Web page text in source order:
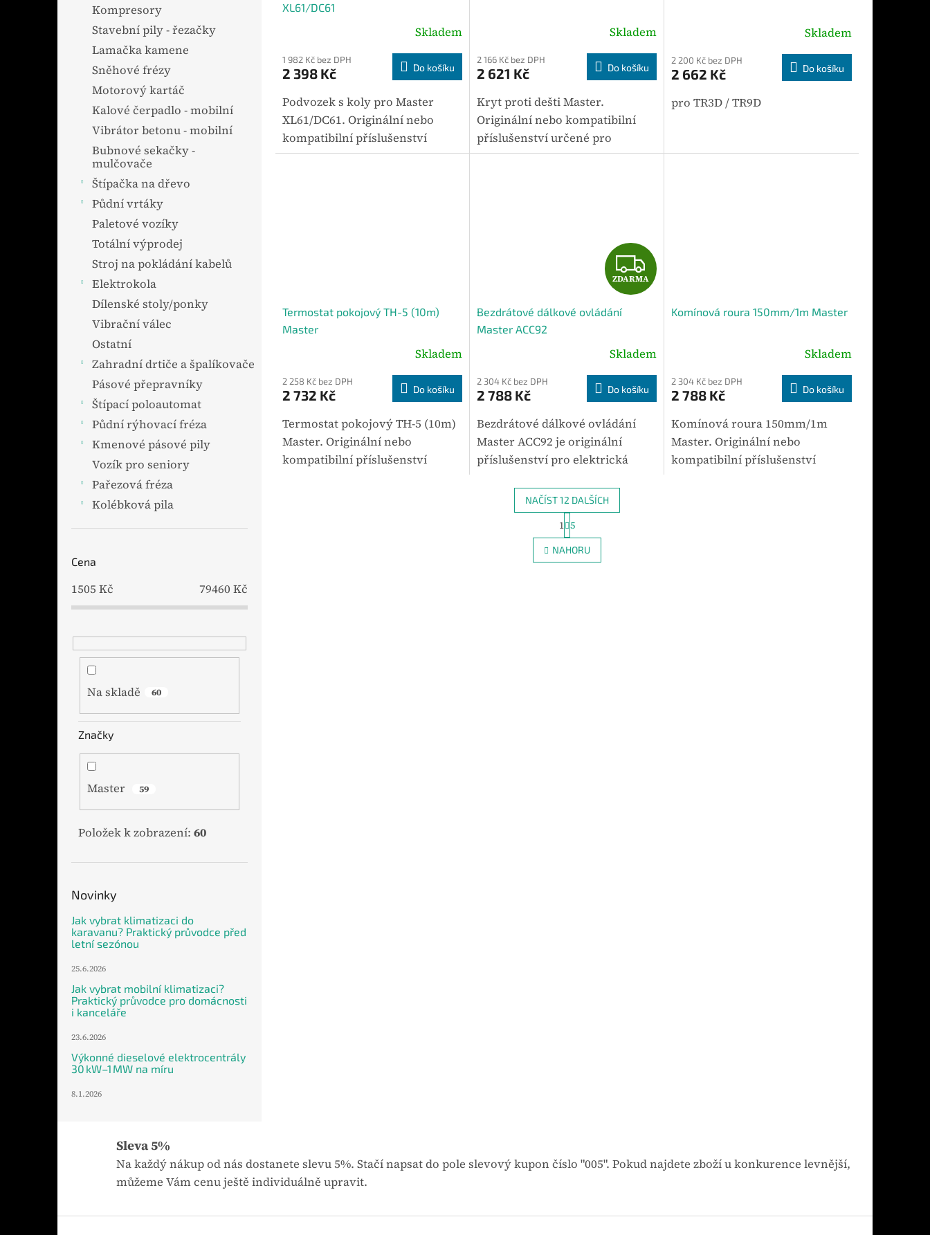
Kompresory
Stavební pily - řezačky
Lamačka kamene
Sněhové frézy
Motorový kartáč
Kalové čerpadlo - mobilní
Vibrátor betonu - mobilní
Bubnové sekačky -
mulčovače
Štípačka na dřevo
Půdní vrtáky
Paletové vozíky
Totální výprodej
Stroj na pokládání kabelů
Elektrokola
Dílenské stoly/ponky
Vibrační válec
Ostatní
Zahradní drtiče a špalíkovače
Pásové přepravníky
Štípací poloautomat
Půdní rýhovací fréza
Kmenové pásové pily
Vozík pro seniory
Pařezová fréza
Kolébková pila
Cena
1505 Kč 79460 Kč
Na skladě 60
Značky
Master 59
Položek k zobrazení: 60
Novinky
Jak vybrat klimatizaci do
karavanu? Praktický průvodce před
letní sezónou
25.6.2026
Jak vybrat mobilní klimatizaci?
Praktický průvodce pro domácnosti
i kanceláře
23.6.2026
Výkonné dieselové elektrocentrály
30 kW–1 MW na míru
8.1.2026
R
M
A
XL61/DC61
Skladem
1 982 Kč bez DPH
2 398 Kč Do košíku
Podvozek s koly pro Master
XL61/DC61. Originální nebo
kompatibilní příslušenství
určené pro vybrané modely
Skladem
2 166 Kč bez DPH
2 621 Kč Do košíku
Kryt proti dešti Master.
Originální nebo kompatibilní
příslušenství určené pro
vybrané modely zařízení
Skladem
2 200 Kč bez DPH
2 662 Kč Do košíku
pro TR3D / TR9D
Termostat pokojový TH-5 (10m)
Master
Skladem
2 258 Kč bez DPH
2 732 Kč Do košíku
Termostat pokojový TH-5 (10m)
Master. Originální nebo
kompatibilní příslušenství
Z
D
R
M
A
ZDARMA
Bezdrátové dálkové ovládání
Master ACC92
Skladem
2 304 Kč bez DPH
2 788 Kč Do košíku
Bezdrátové dálkové ovládání
Master ACC92 je originální
příslušenství pro elektrická
9 D. Je určeno pro profesionální
použití a zachovává...
Komínová roura 150mm/1m Master
Skladem
2 304 Kč bez DPH
2 788 Kč Do košíku
Komínová roura 150mm/1m
Master. Originální nebo
kompatibilní příslušenství
O
v
l
NAČÍST 12 DALŠÍCH
t
r
á
n
1 5
NAHORU
Sleva 5%
Na každý nákup od nás dostanete slevu 5%. Stačí napsat do pole slevový kupon číslo "005". Pokud najdete zboží u konkurence levnější,
můžeme Vám cenu ještě individuálně upravit.